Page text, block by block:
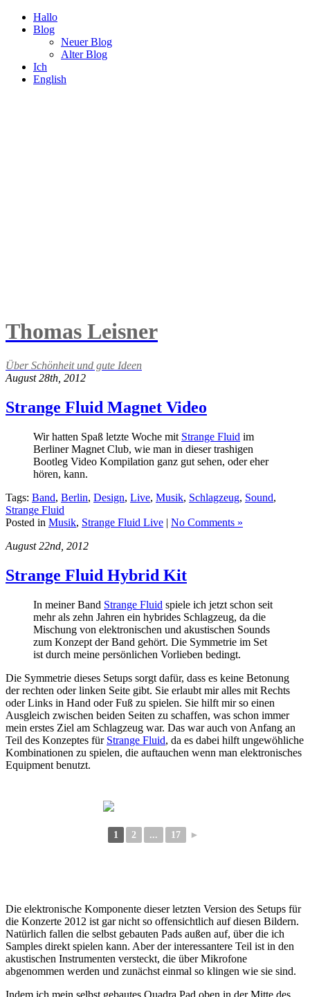
Hallo
Blog
Neuer Blog
Alter Blog
Ich
English
Thomas Leisner
Über Schönheit und gute Ideen
August 28th, 2012
Strange Fluid Magnet Video
Wir hatten Spaß letzte Woche mit Strange Fluid im
Berliner Magnet Club, wie man in dieser trashigen
Bootleg Video Kompilation ganz gut sehen, oder eher
hören, kann.
Tags: Band, Berlin, Design, Live, Musik, Schlagzeug, Sound,
Strange Fluid
Posted in Musik, Strange Fluid Live | No Comments »
August 22nd, 2012
Strange Fluid Hybrid Kit
In meiner Band Strange Fluid spiele ich jetzt schon seit
mehr als zehn Jahren ein hybrides Schlagzeug, da die
Mischung von elektronischen und akustischen Sounds
zum Konzept der Band gehört. Die Symmetrie im Set
ist durch meine persönlichen Vorlieben bedingt.
Die Symmetrie dieses Setups sorgt dafür, dass es keine Betonung
der rechten oder linken Seite gibt. Sie erlaubt mir alles mit Rechts
oder Links in Hand oder Fuß zu spielen. Sie hilft mir so einen
Ausgleich zwischen beiden Seiten zu schaffen, was schon immer
mein erstes Ziel am Schlagzeug war. Das war auch von Anfang an
Teil des Konzeptes für Strange Fluid, da es dabei hilft ungewöhliche
Kombinationen zu spielen, die auftauchen wenn man elektronisches
Equipment benutzt.
1 2 ... 17 ►
Die elektronische Komponente dieser letzten Version des Setups für
die Konzerte 2012 ist gar nicht so offensichtlich auf diesen Bildern.
Natürlich fallen die selbst gebauten Pads außen auf, über die ich
Samples direkt spielen kann. Aber der interessantere Teil ist in den
akustischen Instrumenten versteckt, die über Mikrofone
abgenommen werden und zunächst einmal so klingen wie sie sind.
Indem ich mein selbst gebautes Quadra Pad oben in der Mitte des